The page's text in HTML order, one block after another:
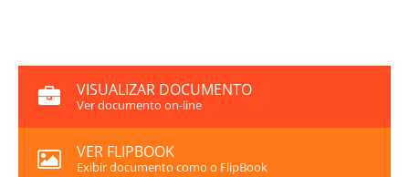
VISUALIZAR DOCUMENTO
Ver documento on-line
VER FLIPBOOK
Exibir documento como o FlipBook